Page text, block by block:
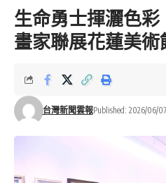
生命勇士揮灑色
畫家聯展花蓮美術
台灣新聞雲報Published: 2026/06/07